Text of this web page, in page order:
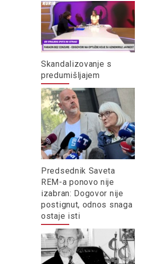
Skandalizovanje s
predumišljajem
Predsednik Saveta
REM-a ponovo nije
izabran: Dogovor nije
postignut, odnos snaga
ostaje isti